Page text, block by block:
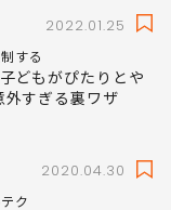
2022.01.25
する
どもがぴたりとや
すぎる裏ワザ
2020.04.30
ク